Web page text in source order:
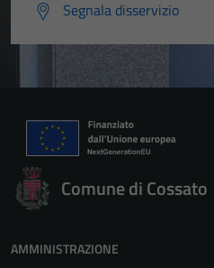
Segnala disservizio
Comune di Cossato
AMMINISTRAZIONE